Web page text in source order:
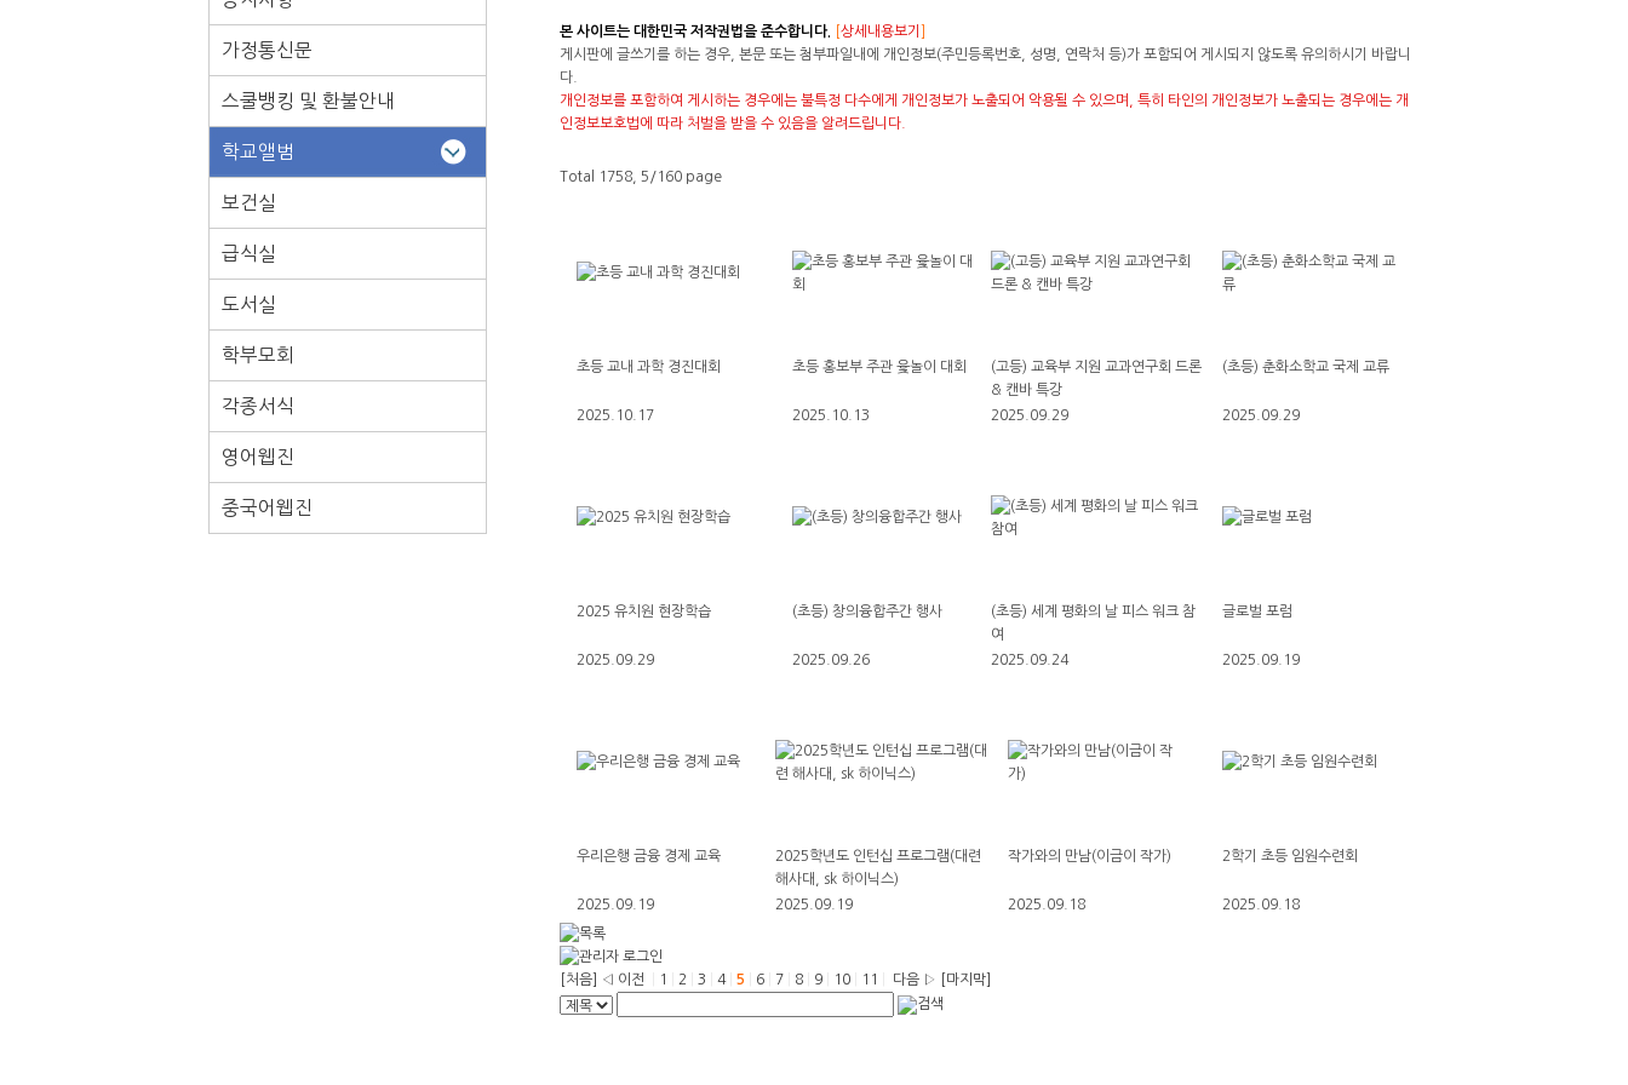
가정통신문
스쿨뱅킹 및 환불안내
학교앨범
보건실
급식실
도서실
학부모회
각종서식
영어웹진
중국어웹진
본 사이트는 대한민국 저작권법을 준수합니다. 상세내용보기
게시판에 글쓰기를 하는 경우, 본문 또는 첨부파일내에 개인정보(주민등록번호, 성명, 연락처 등)가 포함되어 게시되지 않도록 유의하시기 바랍니
다.
개인정보를 포함하여 게시하는 경우에는 불특정 다수에게 개인정보가 노출되어 악용될 수 있으며, 특히 타인의 개인정보가 노출되는 경우에는 개
인정보보호법에 따라 처벌을 받을 수 있음을 알려드립니다.
Total 1758, 5/160 page
초등 교내 과학 경진대회
2025.10.17
초등 홍보부 주관 윷놀이 대회
2025.10.13
(고등) 교육부 지원 교과연구회 드론
& 캔바 특강
2025.09.29
(초등) 춘화소학교 국제 교류
2025.09.29
2025 유치원 현장학습
2025.09.29
(초등) 창의융합주간 행사
2025.09.26
(초등) 세계 평화의 날 피스 워크 참
여
2025.09.24
글로벌 포럼
2025.09.19
우리은행 금융 경제 교육
2025.09.19
2025학년도 인턴십 프로그램(대련
해사대, sk 하이닉스)
2025.09.19
작가와의 만남(이금이 작가)
2025.09.18
2학기 초등 임원수련회
2025.09.18
[처음] ◁ 이전 1 2 3 4 5 6 7 8 9 10 11 다음 ▷ [마지막]